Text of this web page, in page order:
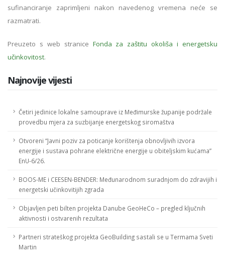
sufinanciranje zaprimljeni nakon navedenog vremena neće se
razmatrati.
Preuzeto s web stranice Fonda za zaštitu okoliša i energetsku
učinkovitost.
Najnovije vijesti
Četiri jedinice lokalne samouprave iz Međimurske županije podržale
provedbu mjera za suzbijanje energetskog siromaštva
Otvoreni “Javni poziv za poticanje korištenja obnovljivih izvora
energije i sustava pohrane električne energije u obiteljskim kućama”
EnU-6/26.
BOOS-ME i CEESEN-BENDER: Međunarodnom suradnjom do zdravijih i
energetski učinkovitijih zgrada
Objavljen peti bilten projekta Danube GeoHeCo – pregled ključnih
aktivnosti i ostvarenih rezultata
Partneri strateškog projekta GeoBuilding sastali se u Termama Sveti
Martin